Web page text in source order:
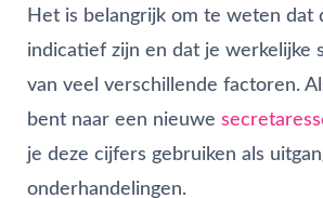
Het is belangrijk om te weten dat
indicatief zijn en dat je werkelijke
van veel verschillende factoren.
bent naar een nieuwe
je deze cijfers gebruiken als
onderhandelingen.